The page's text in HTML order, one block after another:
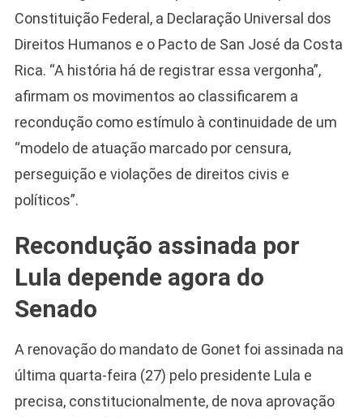
Constituição Federal, a Declaração Universal dos
Direitos Humanos e o Pacto de San José da Costa
Rica. “A história há de registrar essa vergonha”,
afirmam os movimentos ao classificarem a
recondução como estímulo à continuidade de um
“modelo de atuação marcado por censura,
perseguição e violações de direitos civis e
políticos”.
Recondução assinada por
Lula depende agora do
Senado
A renovação do mandato de Gonet foi assinada na
última quarta-feira (27) pelo presidente Lula e
precisa, constitucionalmente, de nova aprovação